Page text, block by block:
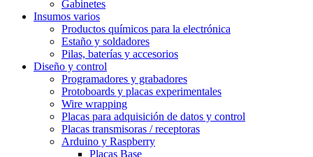
Gabinetes
Insumos varios
Productos químicos para la electrónica
Estaño y soldadores
Pilas, baterías y accesorios
Diseño y control
Programadores y grabadores
Protoboards y placas experimentales
Wire wrapping
Placas para adquisición de datos y control
Placas transmisoras / receptoras
Arduino y Raspberry
Placas Base